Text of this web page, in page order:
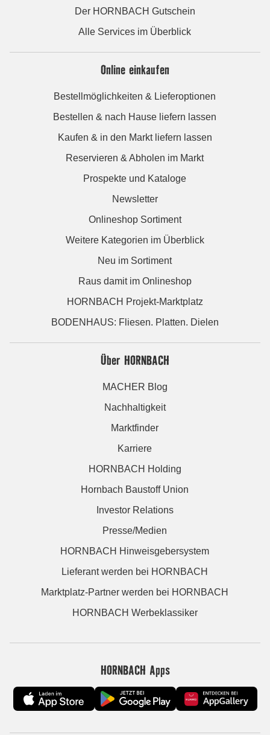
Der HORNBACH Gutschein
Alle Services im Überblick
Online einkaufen
Bestellmöglichkeiten & Lieferoptionen
Bestellen & nach Hause liefern lassen
Kaufen & in den Markt liefern lassen
Reservieren & Abholen im Markt
Prospekte und Kataloge
Newsletter
Onlineshop Sortiment
Weitere Kategorien im Überblick
Neu im Sortiment
Raus damit im Onlineshop
HORNBACH Projekt-Marktplatz
BODENHAUS: Fliesen. Platten. Dielen
Über HORNBACH
MACHER Blog
Nachhaltigkeit
Marktfinder
Karriere
HORNBACH Holding
Hornbach Baustoff Union
Investor Relations
Presse/Medien
HORNBACH Hinweisgebersystem
Lieferant werden bei HORNBACH
Marktplatz-Partner werden bei HORNBACH
HORNBACH Werbeklassiker
HORNBACH Apps